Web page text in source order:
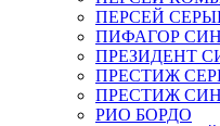
ПЕРСЕЙ
ПИФАГОР
ПРЕЗИДЕНТ
ПРЕСТИЖ
ПРЕСТИЖ
РИО БОРДО